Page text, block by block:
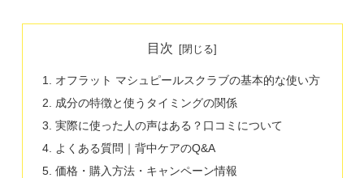
目次
オフラット マシュピールスクラブの基本的な使い方
成分の特徴と使うタイミングの関係
実際に使った人の声はある？口コミについて
よくある質問｜背中ケアのQ&A
価格・購入方法・キャンペーン情報